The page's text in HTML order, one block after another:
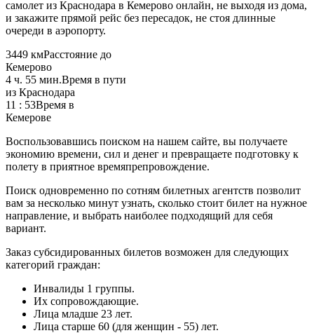
самолет из Краснодара в Кемерово онлайн, не выходя из дома,
и закажите прямой рейс без пересадок, не стоя длинные
очереди в аэропорту.
3449 кмРасстояние до
Кемерово
4 ч. 55 мин.Время в пути
из Краснодара
11 : 53Время в
Кемерове
Воспользовавшись поиском на нашем сайте, вы получаете
экономию времени, сил и денег и превращаете подготовку к
полету в приятное времяпрепровождение.
Поиск одновременно по сотням билетных агентств позволит
вам за несколько минут узнать, сколько стоит билет на нужное
направление, и выбрать наиболее подходящий для себя
вариант.
Заказ субсидированных билетов возможен для следующих
категорий граждан:
Инвалиды 1 группы.
Их сопровождающие.
Лица младше 23 лет.
Лица старше 60 (для женщин - 55) лет.